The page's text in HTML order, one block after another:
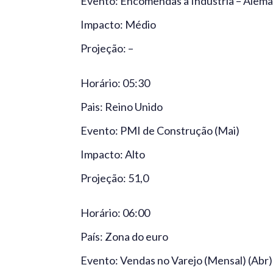
Impacto: Médio
Projeção: –
Horário: 05:30
Pais: Reino Unido
Evento: PMI de Construção (Mai)
Impacto: Alto
Projeção: 51,0
Horário: 06:00
País: Zona do euro
Evento: Vendas no Varejo (Mensal) (Abr)